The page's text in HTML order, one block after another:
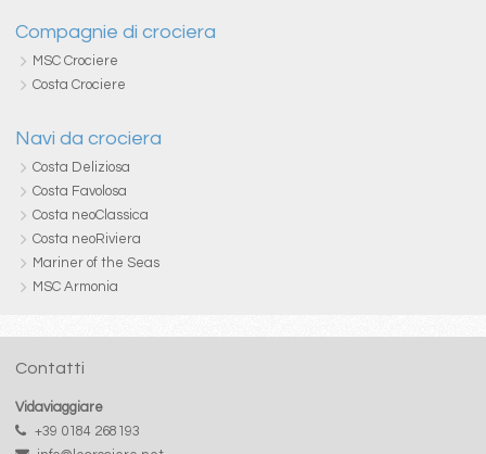
Compagnie di crociera
MSC Crociere
Costa Crociere
Navi da crociera
Costa Deliziosa
Costa Favolosa
Costa neoClassica
Costa neoRiviera
Mariner of the Seas
MSC Armonia
Contatti
Vidaviaggiare
+39 0184 268193